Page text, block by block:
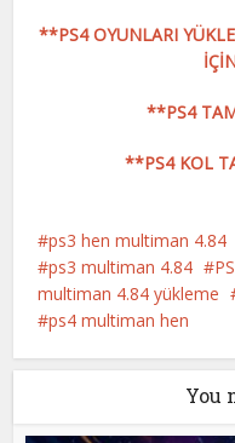
**PS4 OYUNLARI
**PS4
**PS4 KOL
ps3 hen multiman 4.84
ps3 multiman 4.84
multiman 4.84 yükleme
ps4 multiman hen
You